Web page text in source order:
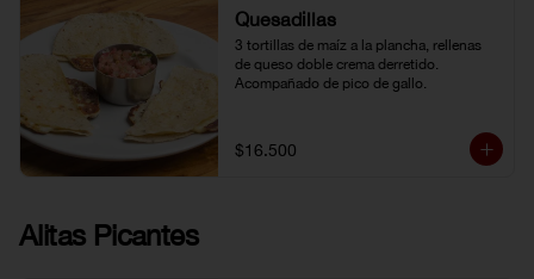
Quesadillas
3 tortillas de maíz a la plancha, rellenas
de queso doble crema derretido.
Acompañado de pico de gallo.
$16.500
Alitas Picantes